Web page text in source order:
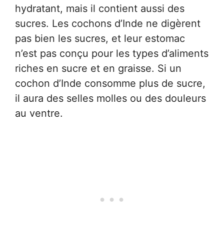
hydratant, mais il contient aussi des
sucres. Les cochons d’Inde ne digèrent
pas bien les sucres, et leur estomac
n’est pas conçu pour les types d’aliments
riches en sucre et en graisse. Si un
cochon d’Inde consomme plus de sucre,
il aura des selles molles ou des douleurs
au ventre.